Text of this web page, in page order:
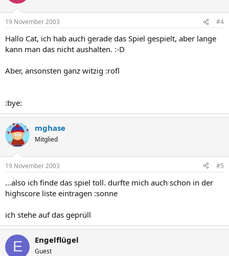
19 November 2003 #4
Hallo Cat, ich hab auch gerade das Spiel gespielt, aber lange
kann man das nicht aushalten. :-D
Aber, ansonsten ganz witzig :rofl
:bye:
mghase
Mitglied
19 November 2003 #5
...also ich finde das spiel toll. durfte mich auch schon in der
highscore liste eintragen :sonne
ich stehe auf das geprüll
E Engelflügel
Guest